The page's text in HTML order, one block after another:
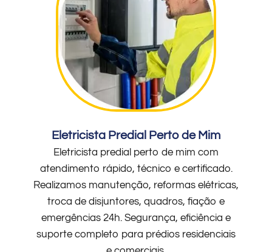
Eletricista Predial Perto de Mim
Eletricista predial perto de mim com
atendimento rápido, técnico e certificado.
Realizamos manutenção, reformas elétricas,
troca de disjuntores, quadros, fiação e
emergências 24h. Segurança, eficiência e
suporte completo para prédios residenciais